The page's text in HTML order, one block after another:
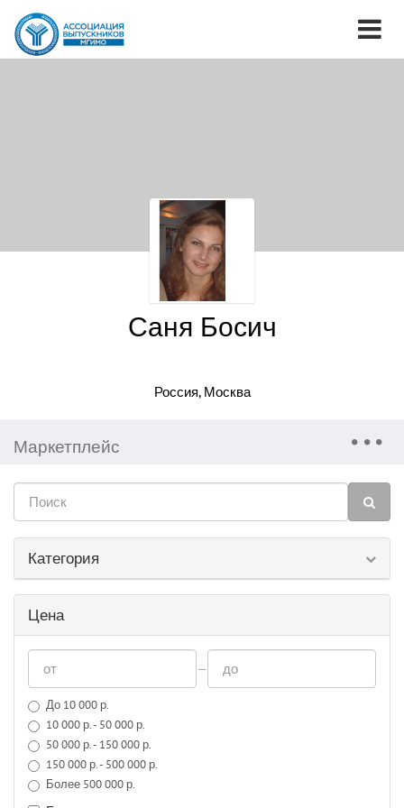
Саня Босич
Россия, Москва
Маркетплейс
Категория
Цена
—
До 10 000 р.
10 000 р. - 50 000 р.
50 000 р. - 150 000 р.
150 000 р. - 500 000 р.
Более 500 000 р.